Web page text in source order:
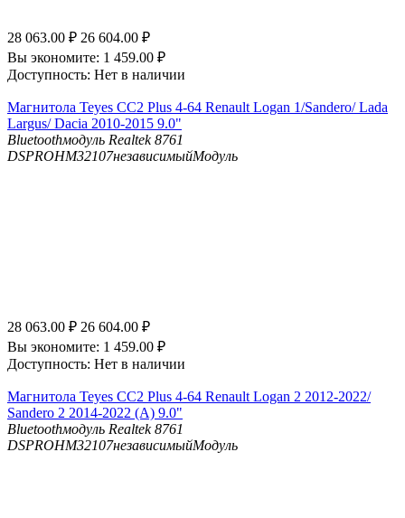
28 063.00 ₽ 26 604.00 ₽
Вы экономите: 1 459.00 ₽
Доступность: Нет в наличии
Магнитола Teyes CC2 Plus 4-64 Renault Logan 1/Sandero/ Lada
Largus/ Dacia 2010-2015 9.0"
Bluetoothмодуль Realtek 8761
DSPROHM32107независимыйМодуль
28 063.00 ₽ 26 604.00 ₽
Вы экономите: 1 459.00 ₽
Доступность: Нет в наличии
Магнитола Teyes CC2 Plus 4-64 Renault Logan 2 2012-2022/
Sandero 2 2014-2022 (A) 9.0"
Bluetoothмодуль Realtek 8761
DSPROHM32107независимыйМодуль